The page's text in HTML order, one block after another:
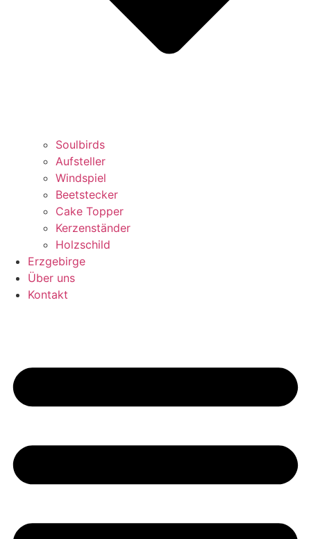
Soulbirds
Aufsteller
Windspiel
Beetstecker
Cake Topper
Kerzenständer
Holzschild
Erzgebirge
Über uns
Kontakt